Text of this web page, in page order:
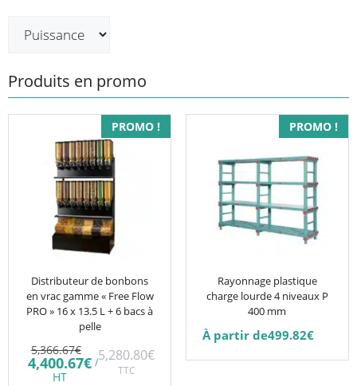
Produits en promo
PROMO !
Distributeur de bonbons
en vrac gamme « Free Flow
PRO » 16 x 13.5 L + 6 bacs à
pelle
5,366.67€ Le
prix
initial
4,400.67€Le
HT
/5,280.80€
TTC
PROMO !
Rayonnage plastique
charge lourde 4 niveaux P
400 mm
À partir de499.82€
plusieurs
variations.
choisies
page